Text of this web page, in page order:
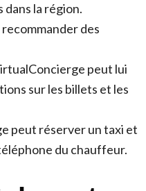
la région.
des
peut lui
sur les billets et les
peut réserver un taxi et
du chauffeur.